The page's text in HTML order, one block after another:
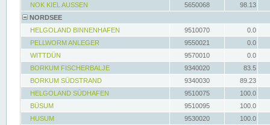
NOK KIEL AUSSEN
5650068
98.13
NORDSEE
HELGOLAND BINNENHAFEN
9510070
0.0
PELLWORM ANLEGER
9550021
0.0
WITTDÜN
9570010
0.0
BORKUM FISCHERBALJE
9340020
83.5
BORKUM SÜDSTRAND
9340030
89.23
HELGOLAND SÜDHAFEN
9510075
100.0
BÜSUM
9510095
100.0
HUSUM
9530020 100.0